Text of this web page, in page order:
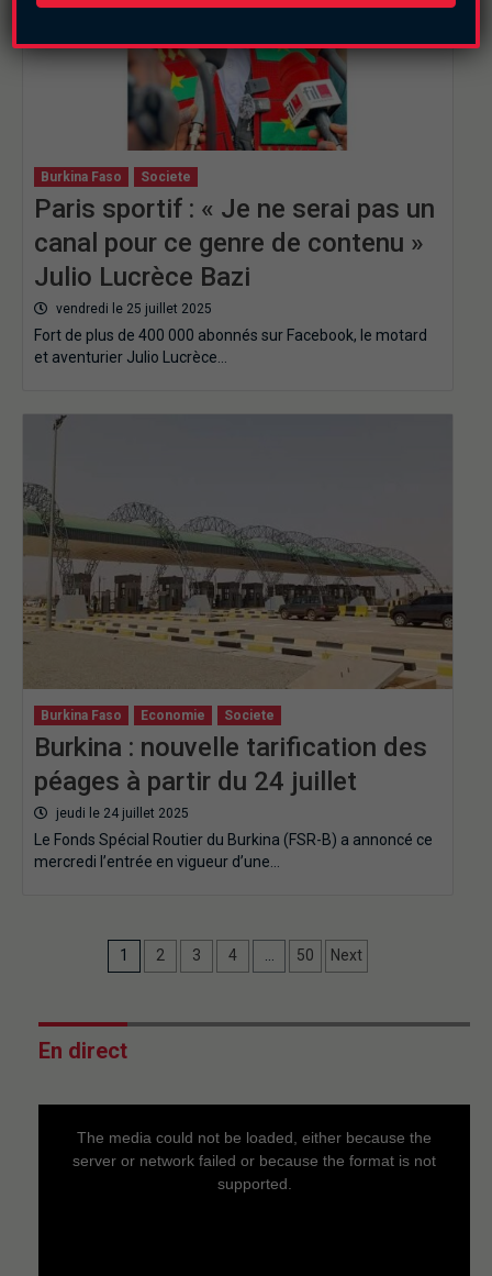
Burkina Faso Societe
Paris sportif : « Je ne serai pas un
canal pour ce genre de contenu »
Julio Lucrèce Bazi
vendredi le 25 juillet 2025
Fort de plus de 400 000 abonnés sur Facebook, le motard
et aventurier Julio Lucrèce…
Burkina Faso Economie Societe
Burkina : nouvelle tarification des
péages à partir du 24 juillet
jeudi le 24 juillet 2025
Le Fonds Spécial Routier du Burkina (FSR-B) a annoncé ce
mercredi l’entrée en vigueur d’une…
1 2 3 4 50 Next
En direct
The media could not be loaded, either because the
server or network failed or because the format is not
supported.